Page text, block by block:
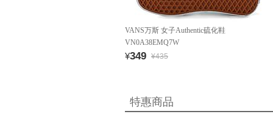
VANS万斯 女子Authentic硫化鞋
VN0A38EMQ7W
¥349 ¥435
特惠商品